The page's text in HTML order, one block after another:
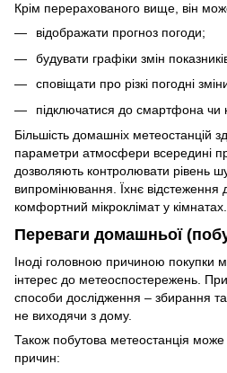
Крім перерахованого вище, він
відображати прогноз погоди;
будувати графіки змін
сповіщати про різкі погодні
підключатися до смартфона чи
Більшість домашніх метеостанцій
параметри атмосфери всередині
дозволяють контролювати рівень
випромінювання. Їхнє відстеження
комфортний мікроклімат у кімнатах.
Переваги домашньої
Іноді головною причиною покупки
інтерес до метеоспостережень.
способи дослідження – збирання
не виходячи з дому.
Також побутова метеостанція
причин: